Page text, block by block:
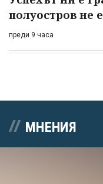
полуостров не
преди 9 часа
МНЕНИЯ